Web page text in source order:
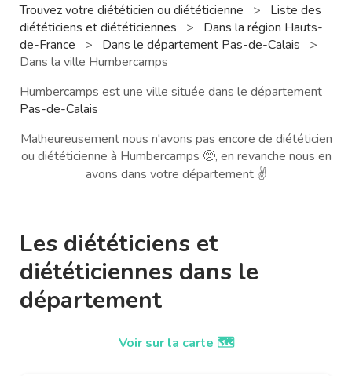
Trouvez votre diététicien ou diététicienne >
Liste des
diététiciens et diététiciennes
>
Dans la région Hauts-
de-France
> Dans le département Pas-de-Calais
>
Dans la ville Humbercamps
Humbercamps est une ville située dans le département
Pas-de-Calais
Malheureusement nous n'avons pas encore de diététicien
ou diététicienne à Humbercamps 🥺, en revanche nous en
avons dans votre département ✌️
Les diététiciens et
diététiciennes dans le
département
Voir sur la carte 🗺️